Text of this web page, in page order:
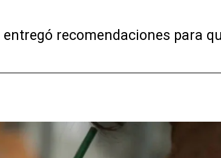
recomendaciones para